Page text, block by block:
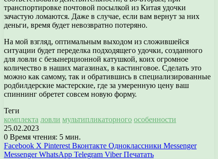
транспортировке почтовой посылкой из Китая удочки
зачастую ломаются. Даже в случае, если вам вернут за них
деньги, время будет невозвратно потеряно.
На мой взгляд, оптимальным выходом из сложившейся
ситуации будет переделка подходящего удочки, созданного
для ловли с безынерционной катушкой, коих огромное
количество в наших магазинах, в кастинговое. Сделать это
можно как самому, так и обратившись в специализированные
родбилдерские мастерские, где за умеренную цену ваш
спиннинг обретет совсем новую форму.
Теги
комплекта ловли мультипликаторного особенности
25.02.2023
0 Время чтения: 5 мин.
Facebook X Pinterest Вконтакте Одноклассники Messenger
Messenger WhatsApp Telegram Viber Печатать